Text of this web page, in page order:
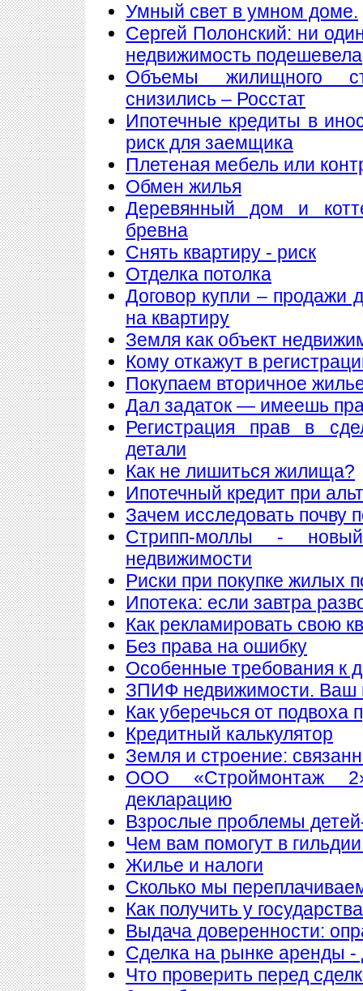
Умный свет в умном доме.
Сергей Полонский: ни
недвижимость подешевела
Объемы жилищного
снизились – Росстат
Ипотечные кредиты в
риск для заемщика
Плетеная мебель или
Обмен жилья
Деревянный дом и
бревна
Снять квартиру - риск
Отделка потолка
Договор купли – продажи
на квартиру
Земля как объект
Кому откажут в
Покупаем вторичное
Дал задаток — имеешь
Регистрация прав в
детали
Как не лишиться жилища?
Ипотечный кредит при
Зачем исследовать почву
Стрипп-моллы -
недвижимости
Риски при покупке жилых
Ипотека: если завтра
Как рекламировать свою
Без права на ошибку
Особенные требования к
ЗПИФ недвижимости. Ваш
Как уберечься от подвоха
Кредитный калькулятор
Земля и строение:
ООО «Строймонтаж
декларацию
Взрослые проблемы
Чем вам помогут в
Жилье и налоги
Сколько мы
Как получить у
Выдача доверенности:
Сделка на рынке аренды -
Что проверить перед